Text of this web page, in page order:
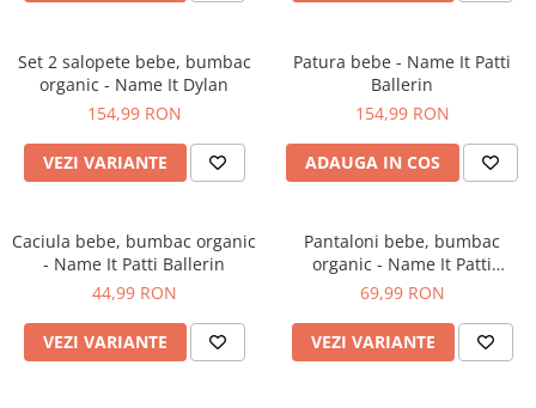
Set 2 salopete bebe, bumbac
organic - Name It Dylan
154,99 RON
VEZI VARIANTE
Patura bebe - Name It Patti
Ballerin
154,99 RON
ADAUGA IN COS
Caciula bebe, bumbac organic
- Name It Patti Ballerin
44,99 RON
VEZI VARIANTE
Pantaloni bebe, bumbac
organic - Name It Patti
Cashmere
69,99 RON
VEZI VARIANTE